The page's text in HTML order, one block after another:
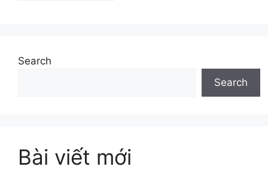
Search
Search
Bài viết mới